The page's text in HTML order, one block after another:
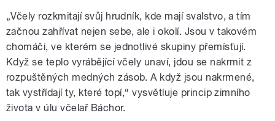
„Včely rozkmitají svůj hrudník, kde mají svalstvo, a tím
začnou zahřívat nejen sebe, ale i okolí. Jsou v takovém
chomáči, ve kterém se jednotlivé skupiny přemísťují.
Když se teplo vyrábějící včely unaví, jdou se nakrmit z
rozpuštěných medných zásob. A když jsou nakrmené,
tak vystřídají ty, které topí,“ vysvětluje princip zimního
života v úlu včelař Báchor.